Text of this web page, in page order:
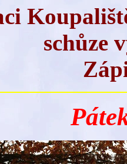
schůze